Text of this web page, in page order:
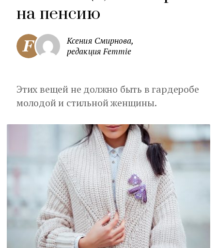
на пенсию
Ксения Смирнова,
редакция Femmie
Этих вещей не должно быть в гардеробе
молодой и стильной женщины.